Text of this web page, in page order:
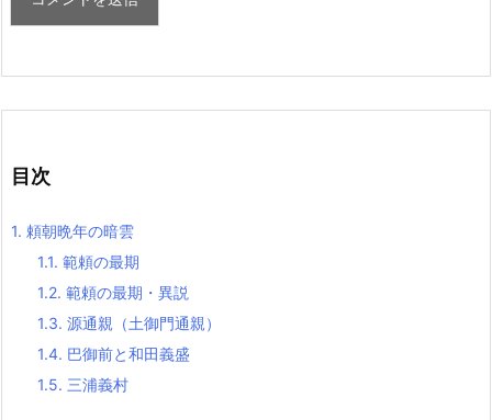
目次
1. 頼朝晩年の暗雲
1.1. 範頼の最期
1.2. 範頼の最期・異説
1.3. 源通親（土御門通親）
1.4. 巴御前と和田義盛
1.5. 三浦義村